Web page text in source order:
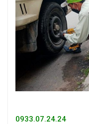
Vá vỏ lốp
0933.07.24.24